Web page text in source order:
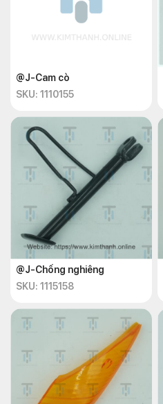
@J-Cam cò
SKU: 1110155
@J-Chống nghiêng
SKU: 1115158